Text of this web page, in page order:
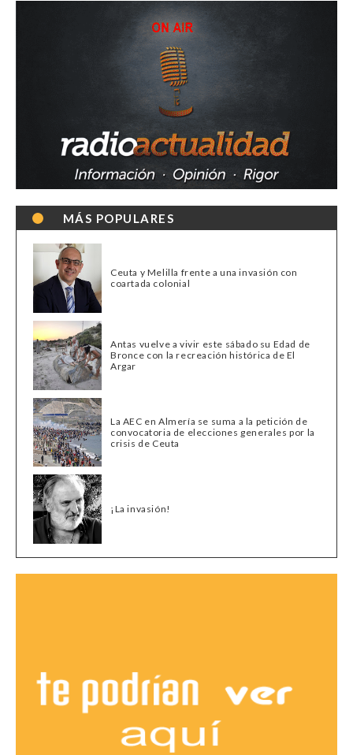
MÁS POPULARES
Ceuta y Melilla frente a una invasión con
coartada colonial
Antas vuelve a vivir este sábado su Edad de
Bronce con la recreación histórica de El
Argar
La AEC en Almería se suma a la petición de
convocatoria de elecciones generales por la
crisis de Ceuta
¡La invasión!